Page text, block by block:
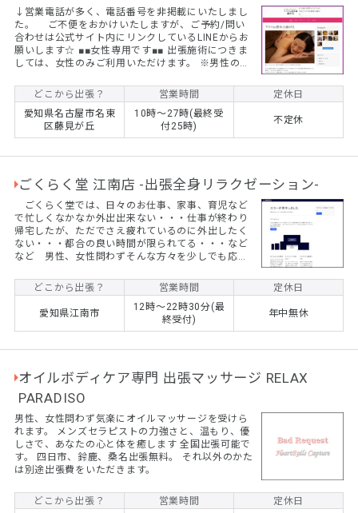
↓営業電話が多く、電話番号を非掲載にいたしまし
た。 ご不便をおかけいたしますが、ご予約/問い
合わせは公式サイト内にリンクしているLINEからお
願いします☆ ■■女性専用です■■ 出張施術につきま
しては、女性のみご利用いただけます。 ※男性のお
だきます。 (初回)至福の120分☆アロマリンパマッ
サージ 通常価格￥12,300 ⇒ ¥9,800+交通費
(初回)たっぷり150分☆アロマリンパマッサージ
通常価格￥15,300 ⇒ ¥12,800円+交通費 ※もみ
ほぐし・整体も同価格でご...
どこから出張？ 営業時間
定休日
愛知県名古屋市名東
区藤見が丘
10時～27時(最終受
付25時)
不定休
ごくらく堂 江南店 -出張全身リラクゼーション-
ごくらく堂では、日々のお仕事、家事、育児など
で忙しくなかなか外出出来ない・・・仕事が終わり
帰宅したが、ただでさえ疲れているのに外出したく
ない・・・都合の良い時間が限られてる・・・など
など 男性、女性問わずそんな方々を少しでも応援
す。
どこから出張？ 営業時間 定休日
愛知県江南市
12時～22時30分(最
終受付)
年中無休
オイルボディケア専門 出張マッサージ RELAX
PARADISO
男性、女性問わず気楽にオイルマッサージを受けら
れます。 メンズセラピストの力強さと、温もり、優
しさで、あなたの心と体を癒します 全国出張可能で
す。 四日市、鈴鹿、桑名出張無料。 それ以外のかた
は別途出張費をいただきます。
どこから出張？ 営業時間
定休日